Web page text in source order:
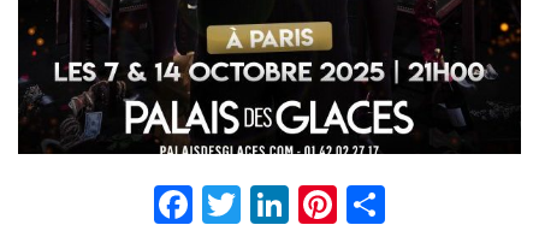
Facebook
Twitter
LinkedIn
Pinterest